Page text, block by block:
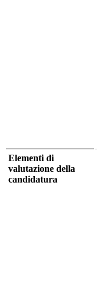
Elementi di
valutazione della
candidatura